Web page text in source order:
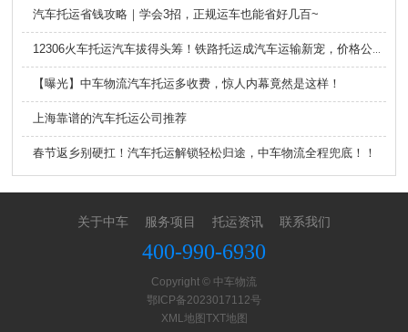
汽车托运省钱攻略｜学会3招，正规运车也能省好几百~
12306火车托运汽车拔得头筹！铁路托运成汽车运输新宠，价格公道线路广
【曝光】中车物流汽车托运多收费，惊人内幕竟然是这样！
上海靠谱的汽车托运公司推荐
春节返乡别硬扛！汽车托运解锁轻松归途，中车物流全程兜底！！
关于中车 服务项目 托运资讯 联系我们
400-990-6930
Copyright © 中车物流
鄂ICP备2023017112号
XML地图 TXT地图